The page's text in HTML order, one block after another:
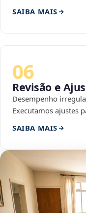
SAIBA MAIS
06
Revisão e
Desempenho
Executamos ajustes
SAIBA MAIS